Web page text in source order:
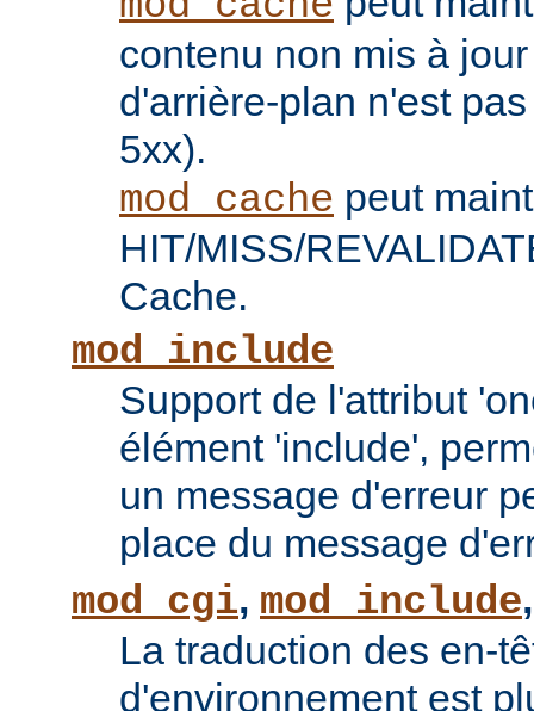
contenu non mis à
d'arrière-plan n'est
5xx).
mod_cache peut
HIT/MISS/
Cache.
mod_include
Support de l'attribut
élément 'include',
un message d'erreur
place du message
mod_cgi, mod_include
La traduction des en-
d'environnement est